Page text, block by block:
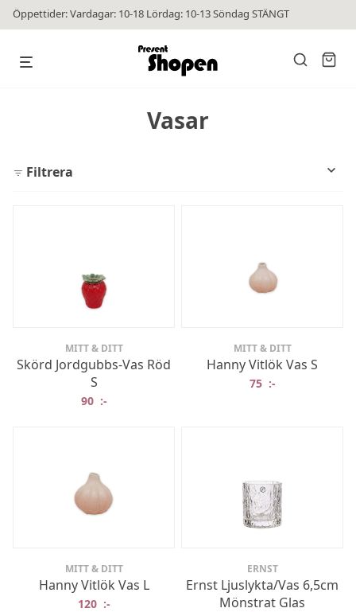
Öppettider: Vardagar: 10-18 Lördag: 10-13 Söndag STÄNGT
Vasar
Filtrera
MITT & DITT
Skörd Jordgubbs-Vas Röd
S
90 :-
MITT & DITT
Hanny Vitlök Vas S
75 :-
MITT & DITT
Hanny Vitlök Vas L
120 :-
ERNST
Ernst Ljuslykta/Vas 6,5cm
Mönstrat Glas